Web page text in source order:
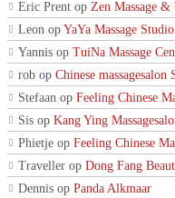
Eric Prent op Zen Massage &
Leon op YaYa Massage Studio
Yannis op TuiNa Massage
rob op Chinese massagesalon
Stefaan op Feeling Chinese
Sis op Kang Ying
Phietje op Feeling Chinese
Traveller op Dong Fang
Dennis op Panda Alkmaar